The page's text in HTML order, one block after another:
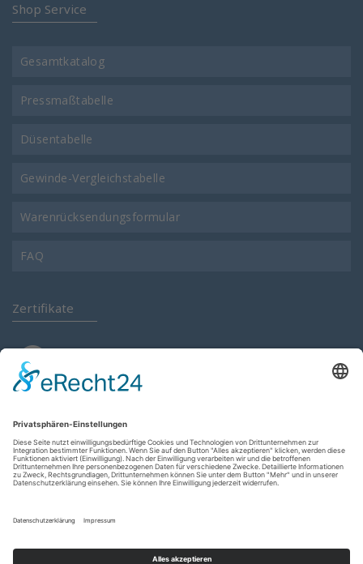
Shop Service
Gesamtkatalog
Pressmaßtabelle
Düsentabelle
Gewinde-Vergleichstabelle
Warenrücksendungsformular
FAQ
Zertifikate